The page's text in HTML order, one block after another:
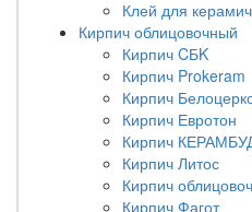
Клей для
Кирпич облицовочный
Кирпич CБK
Кирпич Prokeram
Кирпич
Кирпич Евротон
Кирпич
Кирпич Литос
Кирпич
Кирпич Фагот